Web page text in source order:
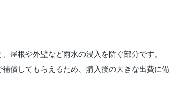
屋根や外壁など雨水の浸入を防ぐ部分です。
償してもらえるため、購入後の大きな出費に備